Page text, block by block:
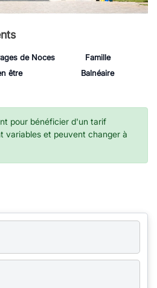
de Noces
Famille
être
Balnéaire
pour bénéficier d'un tarif
variables et peuvent changer à